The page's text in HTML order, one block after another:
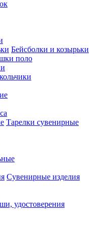
Бейсболки и козырьки
поло
Тарелки сувенирные
Сувенирные изделия
удостоверения